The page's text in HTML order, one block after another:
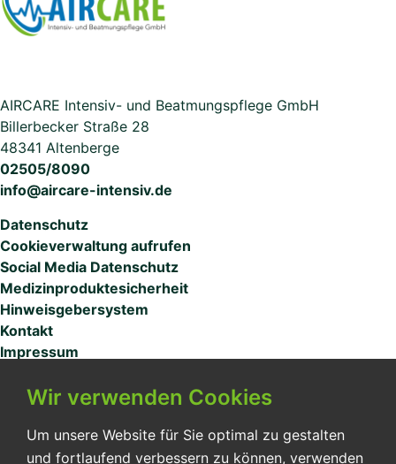
AIRCARE Intensiv- und Beatmungspflege GmbH
Billerbecker Straße 28
48341 Altenberge
02505/8090
info@aircare-intensiv.de
Datenschutz
Cookieverwaltung aufrufen
Social Media Datenschutz
Medizinproduktesicherheit
Hinweisgebersystem
Kontakt
Impressum
Wir verwenden Cookies
Um unsere Website für Sie optimal zu gestalten
und fortlaufend verbessern zu können, verwenden